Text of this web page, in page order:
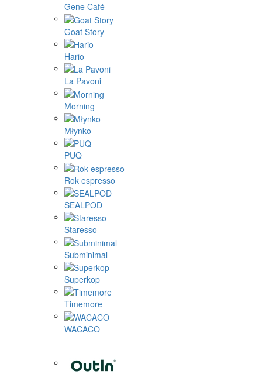
Gene Café
Goat Story
Hario
La Pavoni
Morning
Młynko
PUQ
Rok espresso
SEALPOD
Staresso
Subminimal
Superkop
Timemore
WACACO